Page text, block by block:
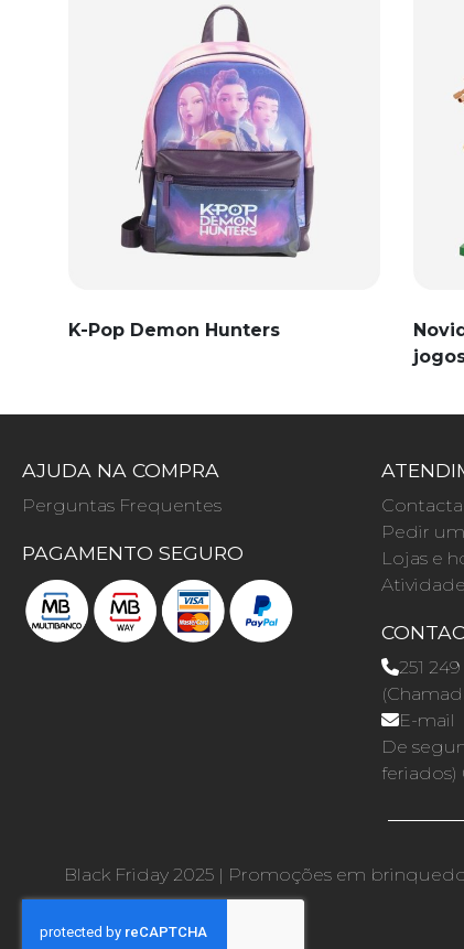
K-Pop Demon Hunters
AJUDA NA COMPRA
Perguntas Frequentes
PAGAMENTO SEGURO
Pedir
Lojas e
251
E-mail
De
feriados)
Black Friday 2025 | Promoções em